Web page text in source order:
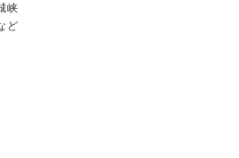
峡
ど